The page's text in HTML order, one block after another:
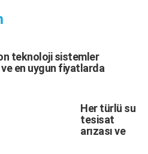
teknoloji sistemler
en uygun fiyatlarda
Her türlü su
tesisat
arızasıve